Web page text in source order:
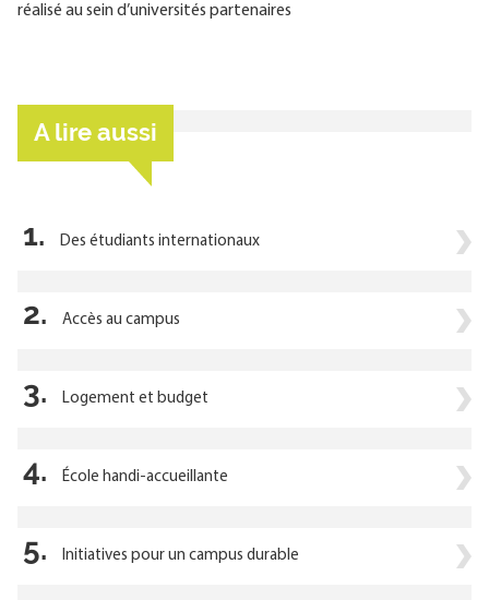
réalisé au sein d’universités partenaires
A lire aussi
1. Des étudiants internationaux
2. Accès au campus
3. Logement et budget
4. École handi-accueillante
5. Initiatives pour un campus durable